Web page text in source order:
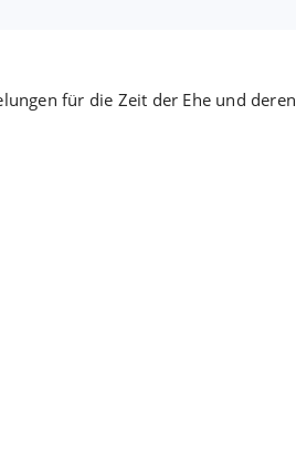
für die Zeit der Ehe und deren